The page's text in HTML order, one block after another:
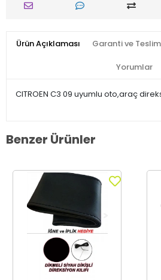
Ürün Açıklaması Garanti ve
Yorumlar
CITROEN C3 09 uyumlu oto,araç
Benzer Ürünler